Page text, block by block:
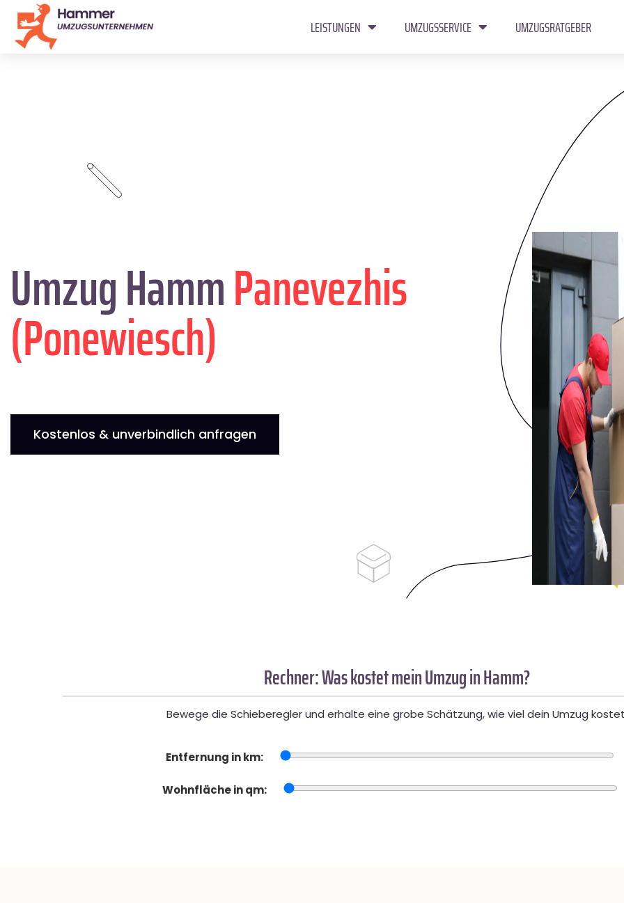
LEISTUNGEN UMZUGSSERVICE UMZUGSRATGEBER
Umzug HammPanevezhis
(Ponewiesch)
Kostenlos & unverbindlich anfragen
Rechner: Was kostet mein Umzug in Hamm?
Bewege die Schieberegler und erhalte eine grobe Schätzung, wie viel dein Umzug
Entfernung in km:
Wohnfläche in qm: